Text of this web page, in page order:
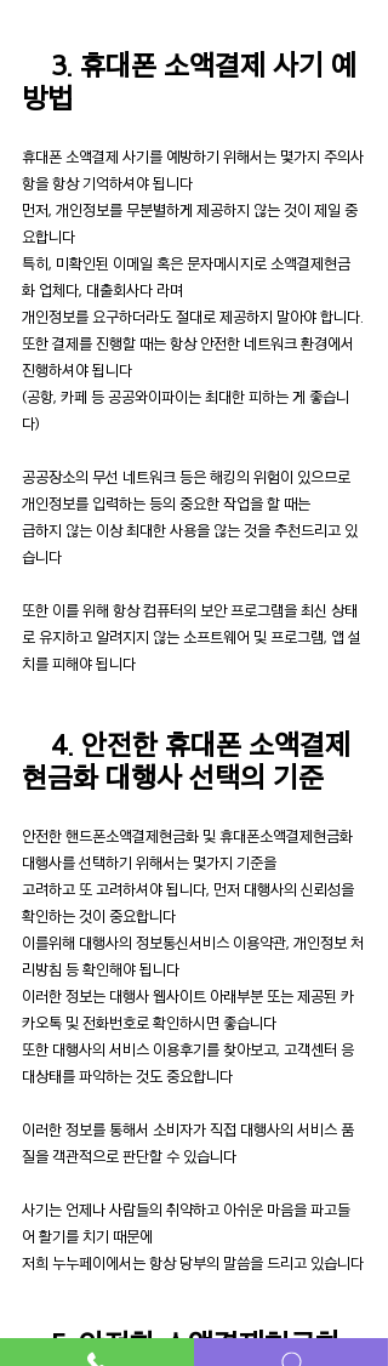
3. 휴대폰 소액결제 사기 예
방법
휴대폰 소액결제 사기를 예방하기 위해서는 몇가지 주의사
항을 항상 기억하셔야 됩니다
먼저, 개인정보를 무분별하게 제공하지 않는 것이 제일 중
요합니다
특히, 미확인된 이메일 혹은 문자메시지로 소액결제현금
화 업체다, 대출회사다 라며
개인정보를 요구하더라도 절대로 제공하지 말아야 합니다.
또한 결제를 진행할 때는 항상 안전한 네트워크 환경에서
진행하셔야 됩니다
(공항, 카페 등 공공와이파이는 최대한 피하는 게 좋습니
다)
공공장소의 무선 네트워크 등은 해킹의 위험이 있으므로
개인정보를 입력하는 등의 중요한 작업을 할 때는
급하지 않는 이상 최대한 사용을 않는 것을 추천드리고 있
습니다
또한 이를 위해 항상 컴퓨터의 보안 프로그램을 최신 상태
로 유지하고 알려지지 않는 소프트웨어 및 프로그램, 앱 설
치를 피해야 됩니다
4. 안전한 휴대폰 소액결제
현금화 대행사 선택의 기준
안전한 핸드폰소액결제현금화 및 휴대폰소액결제현금화
대행사를 선택하기 위해서는 몇가지 기준을
고려하고 또 고려하셔야 됩니다, 먼저 대행사의 신뢰성을
확인하는 것이 중요합니다
이를위해 대행사의 정보통신서비스 이용약관, 개인정보 처
리방침 등 확인해야 됩니다
이러한 정보는 대행사 웹사이트 아래부분 또는 제공된 카
카오톡 및 전화번호로 확인하시면 좋습니다
또한 대행사의 서비스 이용후기를 찾아보고, 고객센터 응
대상태를 파악하는 것도 중요합니다
이러한 정보를 통해서 소비자가 직접 대행사의 서비스 품
질을 객관적으로 판단할 수 있습니다
사기는 언제나 사람들의 취약하고 아쉬운 마음을 파고들
어 활기를 치기 때문에
저희 누누페이에서는 항상 당부의 말씀을 드리고 있습니다
5. 안전한 소액결제현금화